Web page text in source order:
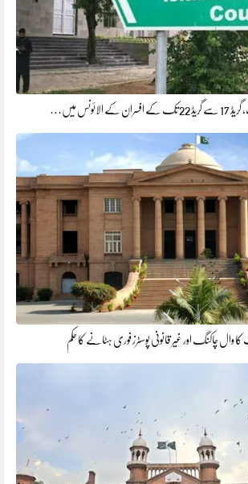
الائونس میں…
کا وال چاکنگ اور غیر قانونی پوسٹرز فوری ہٹانے کا حکم